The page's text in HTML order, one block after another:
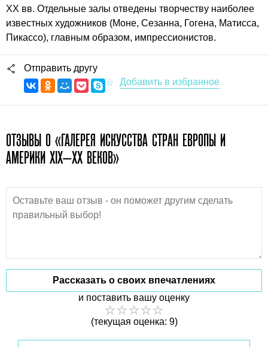
XX вв. Отдельные залы отведены творчеству наиболее
известных художников (Моне, Сезанна, Гогена, Матисса,
Пикассо), главным образом, импрессионистов.
Отправить другу
ОТЗЫВЫ О «ГАЛЕРЕЯ ИСКУССТВА СТРАН ЕВРОПЫ И
АМЕРИКИ XIX—XX ВЕКОВ»
Рассказать о своих впечатлениях
и поставить вашу оценку
(текущая оценка: 9)